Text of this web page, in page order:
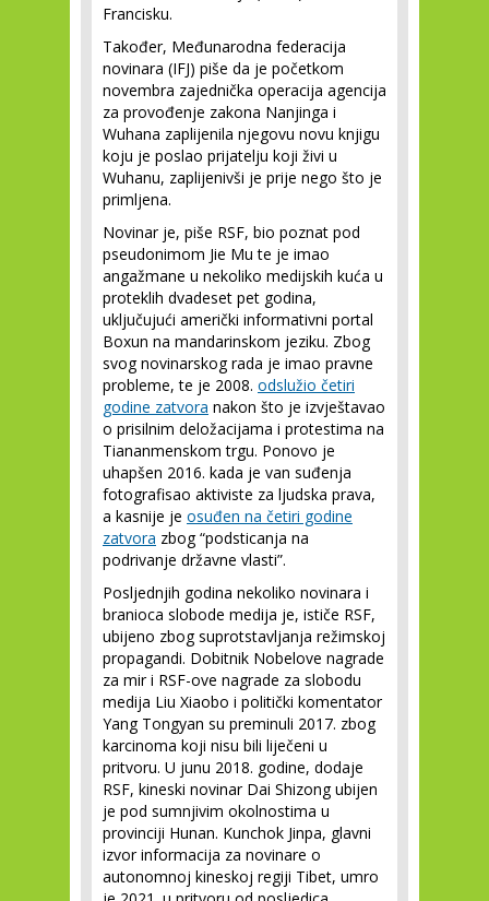
Francisku.
Također, Međunarodna federacija
novinara (IFJ) piše da je početkom
novembra zajednička operacija agencija
za provođenje zakona Nanjinga i
Wuhana zaplijenila njegovu novu knjigu
koju je poslao prijatelju koji živi u
Wuhanu, zaplijenivši je prije nego što je
primljena.
Novinar je, piše RSF, bio poznat pod
pseudonimom Jie Mu te je imao
angažmane u nekoliko medijskih kuća u
proteklih dvadeset pet godina,
uključujući američki informativni portal
Boxun na mandarinskom jeziku. Zbog
svog novinarskog rada je imao pravne
probleme, te je 2008. odslužio četiri
godine zatvora nakon što je izvještavao
o prisilnim deložacijama i protestima na
Tiananmenskom trgu. Ponovo je
uhapšen 2016. kada je van suđenja
fotografisao aktiviste za ljudska prava,
a kasnije je osuđen na četiri godine
zatvora zbog “podsticanja na
podrivanje državne vlasti”.
Posljednjih godina nekoliko novinara i
branioca slobode medija je, ističe RSF,
ubijeno zbog suprotstavljanja režimskoj
propagandi. Dobitnik Nobelove nagrade
za mir i RSF-ove nagrade za slobodu
medija Liu Xiaobo i politički komentator
Yang Tongyan su preminuli 2017. zbog
karcinoma koji nisu bili liječeni u
pritvoru. U junu 2018. godine, dodaje
RSF, kineski novinar Dai Shizong ubijen
je pod sumnjivim okolnostima u
provinciji Hunan. Kunchok Jinpa, glavni
izvor informacija za novinare o
autonomnoj kineskoj regiji Tibet, umro